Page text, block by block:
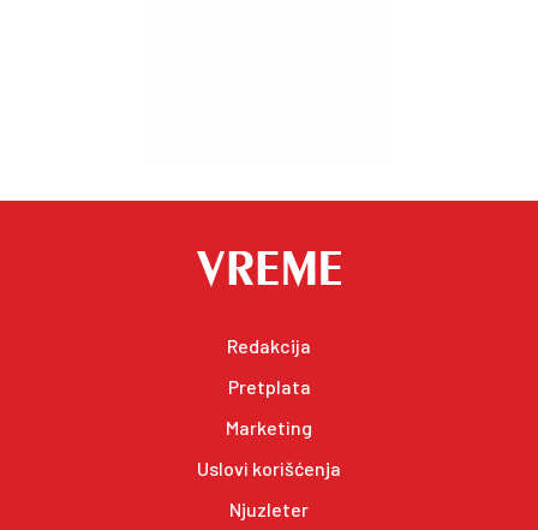
Redakcija
Pretplata
Marketing
Uslovi korišćenja
Njuzleter